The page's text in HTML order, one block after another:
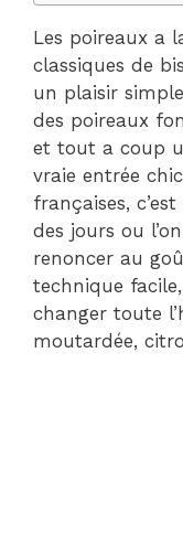
Les poireaux a
classiques de
un plaisir
des poireaux
et tout a coup
vraie entrée
françaises,
des jours ou
renoncer au
technique
changer toute
moutardée,